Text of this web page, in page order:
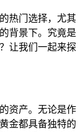
热门选择，尤其
背景下。究竟是
让我们一起来探
资产。无论是作
金都具备独特的